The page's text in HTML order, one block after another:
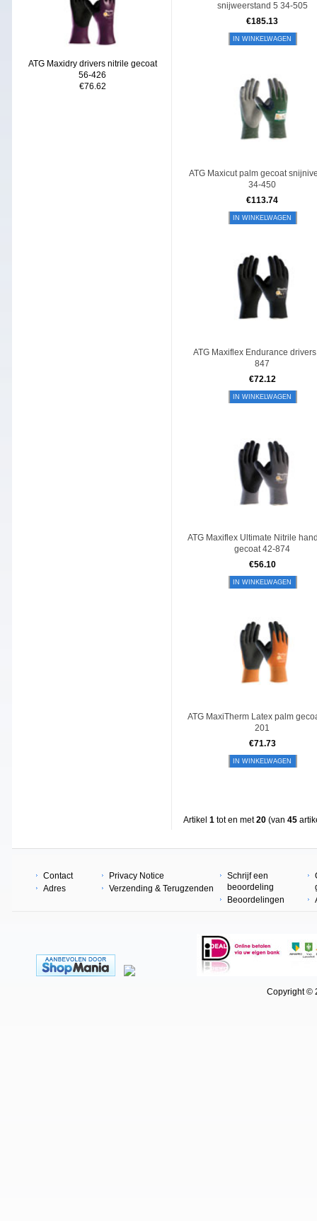
ATG Maxidry drivers nitrile gecoat
56-426
€76.62
snijweerstand 5 34-505
€185.13
IN WINKELWAGEN
ATG Maxicut palm gecoat
34-450
€113.74
IN WINKELWAGEN
ATG Maxiflex Endurance
847
€72.12
IN WINKELWAGEN
ATG Maxiflex Ultimate Nitrile
gecoat 42-874
€56.10
IN WINKELWAGEN
ATG MaxiTherm Latex palm
201
€71.73
IN WINKELWAGEN
Artikel 1 tot en met20 (van 45
Contact
Adres
Privacy Notice
Verzending & Terugzenden
Schrijf een
beoordeling
Beoordelingen
Copyright ©